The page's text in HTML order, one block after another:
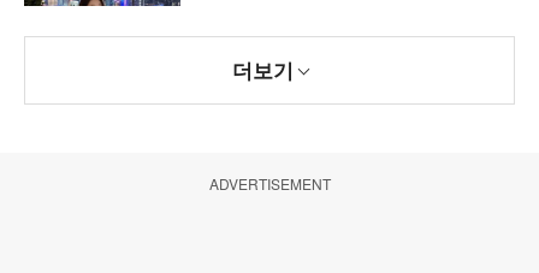
더보기
ADVERTISEMENT